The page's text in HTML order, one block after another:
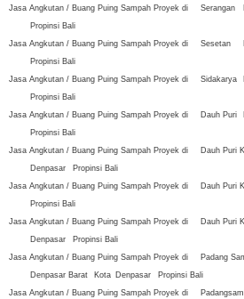
Jasa Angkutan / Buang Puing Sampah Proyek di
Serangan
Propinsi Bali
Jasa Angkutan / Buang Puing Sampah Proyek di
Sesetan
Propinsi Bali
Jasa Angkutan / Buang Puing Sampah Proyek di
Sidakarya
Propinsi Bali
Jasa Angkutan / Buang Puing Sampah Proyek di
Dauh Puri
Propinsi Bali
Jasa Angkutan / Buang Puing Sampah Proyek di
Dauh Puri
Denpasar
Propinsi Bali
Jasa Angkutan / Buang Puing Sampah Proyek di
Dauh Puri
Propinsi Bali
Jasa Angkutan / Buang Puing Sampah Proyek di
Dauh Puri
Denpasar
Propinsi Bali
Jasa Angkutan / Buang Puing Sampah Proyek di
Padang
Denpasar Barat
Kota Denpasar
Propinsi Bali
Jasa Angkutan / Buang Puing Sampah Proyek di